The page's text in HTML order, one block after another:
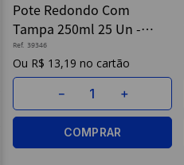
Pote Redondo Com
Tampa 250ml 25 Un -
Galvanotek
Ref. 39346
R$ 13,19
＋
－
COMPRAR